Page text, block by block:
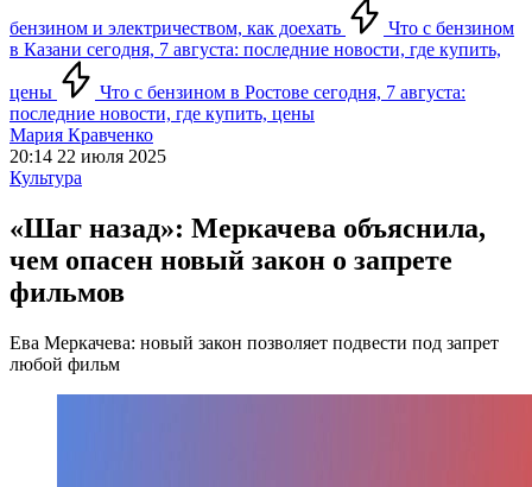
бензином и электричеством, как доехать
Что с бензином
в Казани сегодня, 7 августа: последние новости, где купить,
цены
Что с бензином в Ростове сегодня, 7 августа:
последние новости, где купить, цены
Мария Кравченко
20:14 22 июля 2025
Культура
«Шаг назад»: Меркачева объяснила,
чем опасен новый закон о запрете
фильмов
Ева Меркачева: новый закон позволяет подвести под запрет
любой фильм